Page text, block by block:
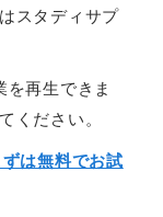
スタディサプ
再生できま
ください。
は無料でお試